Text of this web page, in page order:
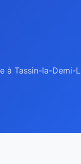
à Tassin-la-Demi-